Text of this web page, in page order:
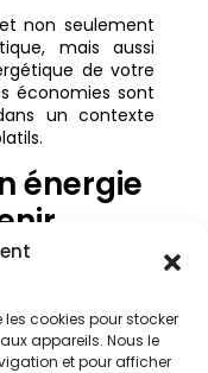
cookies pour stocker
appareils. Nous le
et pour afficher
non seulement
mais aussi
de votre
économies sont
un contexte
énergie
participe
Elle
des
tertiaires.
performance